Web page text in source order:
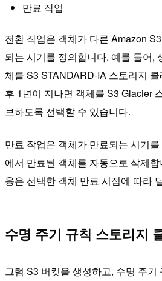
만료 작업
전환 작업은 객체가 다른 Amazon
되는 시기를 정의합니다. 예를 들어,
체를 S3 STANDARD-IA 스토리지
후 1년이 지나면 객체를 S3 Glacier
브하도록 선택할 수 있습니다.
만료 작업은 객체가 만료되는 시기
에서 만료된 객체를 자동으로 삭제
용은 선택한 객체 만료 시점에 따라
수명 주기 규칙 스토리지
그럼 S3 버킷을 생성하고, 수명 주